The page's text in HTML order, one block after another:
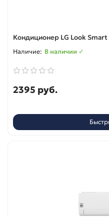
Кондиционер LG Look
В наличии ✓
2395 руб.